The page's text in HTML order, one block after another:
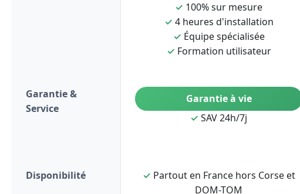
✓ 100% sur mesure
✓ 4 heures d'installation
✓ Équipe spécialisée
✓ Formation utilisateur
Garantie &
Service
Garantie à vie
✓ SAV 24h/7j
Disponibilité ✓ Partout en France hors Corse et
DOM-TOM